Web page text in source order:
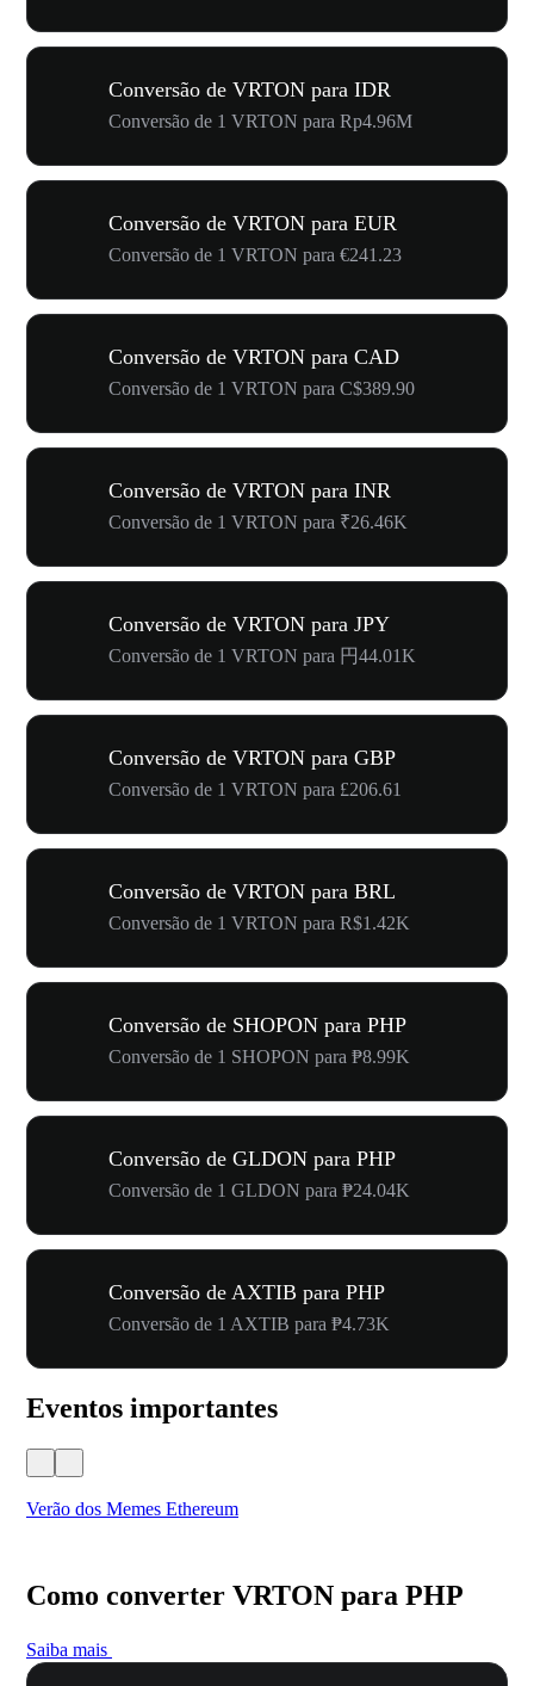
Conversão de VRTON para IDR
Conversão de 1 VRTON para Rp4.96M
Conversão de VRTON para EUR
Conversão de 1 VRTON para €241.23
Conversão de VRTON para CAD
Conversão de 1 VRTON para C$389.90
Conversão de VRTON para INR
Conversão de 1 VRTON para ₹26.46K
Conversão de VRTON para JPY
Conversão de 1 VRTON para 円44.01K
Conversão de VRTON para GBP
Conversão de 1 VRTON para £206.61
Conversão de VRTON para BRL
Conversão de 1 VRTON para R$1.42K
Conversão de SHOPON para PHP
Conversão de 1 SHOPON para ₱8.99K
Conversão de GLDON para PHP
Conversão de 1 GLDON para ₱24.04K
Conversão de AXTIB para PHP
Conversão de 1 AXTIB para ₱4.73K
Eventos importantes
Verão dos Memes Ethereum
Como converter VRTON para PHP
Saiba mais